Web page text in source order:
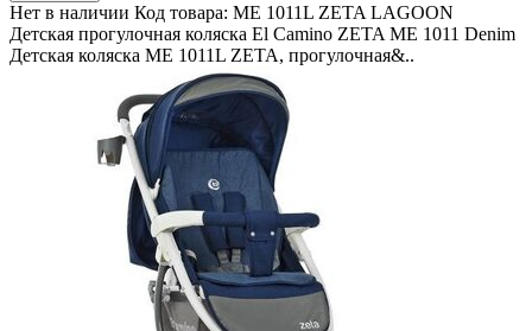
Нет в наличии Код товара: ME 1011L ZETA LAGOON
Детская прогулочная коляска El Camino ZETA ME 1011 Denim
Детская коляска ME 1011L ZETA, прогулочная&..